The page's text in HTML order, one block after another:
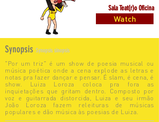
Sala Teat(r)o Oficina
Watch
Synopsis Synopsis sinopsis
"Por um triz" é um show de poesia musical ou
música poética onde a cena explode as letras e
notas pra fazer dançar e pensar. É slam, é cena, é
show. Luiza Loroza coloca pra fora as
inquietações que gritam dentro. Composto por
voz e guitarrada distorcida, Luiza e seu irmão
João Loroza fazem releituras de músicas
populares e dão música às poesias de Luiza.